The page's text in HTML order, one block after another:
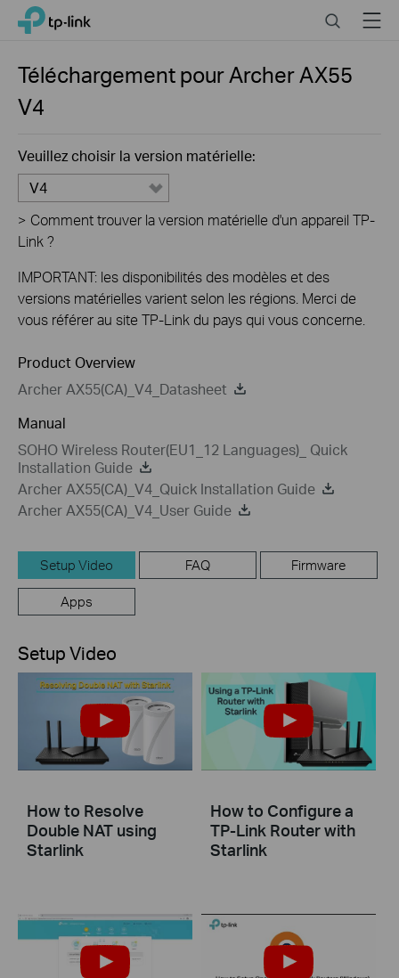
Click
the
navigation
TP-Link, Reliably Smart SearchMenu
Téléchargement pourArcher AX55
V4
Veuillez choisir la version matérielle:
V4
> Comment trouver la version matérielle d'un appareil TP-
Link ?
IMPORTANT: les disponibilités des modèles et des
versions matérielles varient selon les régions. Merci de
vous référer au site TP-Link du pays qui vous concerne.
Product Overview
Archer AX55(CA)_V4_Datasheet
Manual
SOHO Wireless Router(EU1_12 Languages)_ Quick
Installation Guide
Archer AX55(CA)_V4_Quick Installation Guide
Archer AX55(CA)_V4_User Guide
Setup Video FAQ Firmware
Apps
Setup Video
How to Resolve
Double NAT using
Starlink
How to Configure a
TP-Link Router with
Starlink